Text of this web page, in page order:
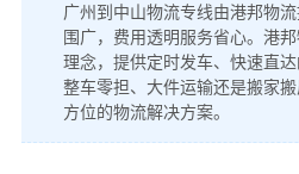
广州到中山物流专线由港邦物
围广，费用透明服务省心。港
理念，提供定时发车、快速直
整车零担、大件运输还是搬家
方位的物流解决方案。